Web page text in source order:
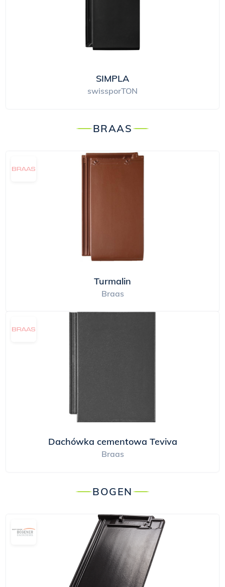
SIMPLA
swissporTON
BRAAS
Turmalin
Braas
Dachówka cementowa Teviva
Braas
BOGEN